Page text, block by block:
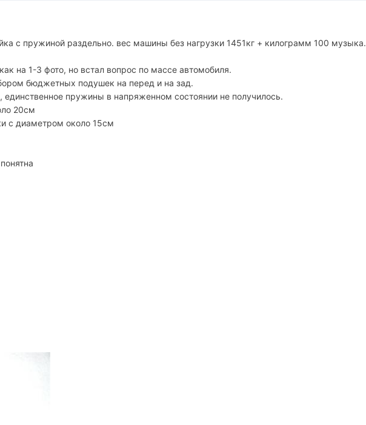
с пружиной раздельно. вес машины без нагрузки 1451кг + килограмм 100 музыка.
на 1-3 фото, но встал вопрос по массе автомобиля.
бюджетных подушек на перед и на зад.
пружины в напряженном состоянии не получилось.
20см
с диаметром около 15см